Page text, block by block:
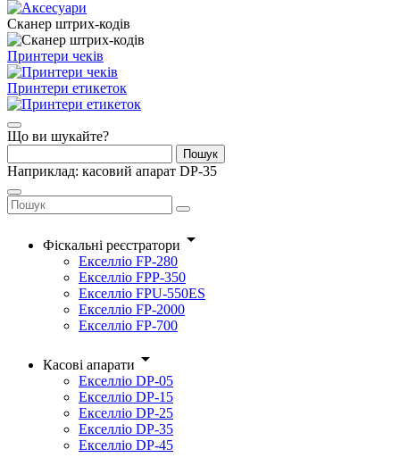
Сканер штрих-кодів
Принтери чеків
Принтери етикеток
Що ви шукайте?
Пошук
Наприклад: касовий апарат DP-35
Фіскальні реєстратори arrow_drop_down
Екселліо FP-280
Екселліо FPP-350
Екселліо FPU-550ES
Екселліо FP-2000
Екселліо FP-700
Касові апарати arrow_drop_down
Екселліо DP-05
Екселліо DP-15
Екселліо DP-25
Екселліо DP-35
Екселліо DP-45